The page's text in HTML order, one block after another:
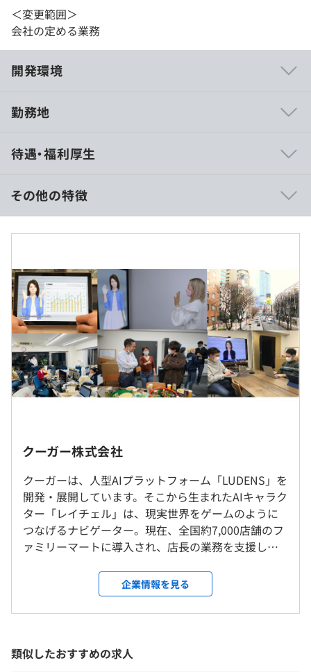
＜変更範囲＞
会社の定める業務
開発環境
たちが、世界中から集まっています。
・IEEEやFacebook主催の画像認識コンペティションで世
界2位、3位を獲得したComputer Visionの研究者
・東大大学院の博士課程に在籍しつつクーガーの自然言語
処理プロダクト「LanguageCortex」を開発するNLPエン
・世界的大手IT企業でAIチャットボット開発に携わってき
たNLPエンジニア
・楽天やメルカリの検索エンジンの開発者
・ファイナルファンタジーシリーズのエンジニア
・プレイステーションネットワークの基盤設計者
◆バーチャルヒューマンラボ：機械学習、脳科学、ゲーム
AIを融合した、クーガーによるバーチャルヒューマンエー
ジェントの研究活動を一部公開しています。
https://virtualhumanlab.io/
◆プレスリリース一覧
https://couger.co.jp/news/category/press/
勤務地
就業場所の変更範囲
ハイブリット（出社、リモートワークどちらもOK）
＜変更範囲＞
会社の定める場所（テレワークを行う場所を含む）
受動喫煙防止措置に関する事項
待遇・福利厚生
（※想定年収は年収提示額を保証するものではありません）
10:00～19:00
休憩時間：休憩60分 ※昼食時間は業務の都合により各々
の自主性に任せています
平均残業時間：平均10-15時間／月
年末年始休暇
夏季休暇
病気休暇（入社日に2日間）
慶弔休暇
通勤交通費（上限月額 5 万円迄）
その他の特徴
クーガー株式会社
クーガーは、人型AIプラットフォーム「LUDENS」を
開発・展開しています。そこから生まれたAIキャラク
ター「レイチェル」は、現実世界をゲームのように
つなげるナビゲーター。現在、全国約7,000店舗のフ
ァミリーマートに導入され、店長の業務を支援して
寄り添い、一人ひとりの成長を加速させるAIを提供
していきます。
企業情報を見る
類似したおすすめの求人